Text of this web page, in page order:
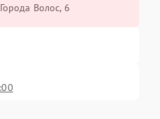
Волос, 6